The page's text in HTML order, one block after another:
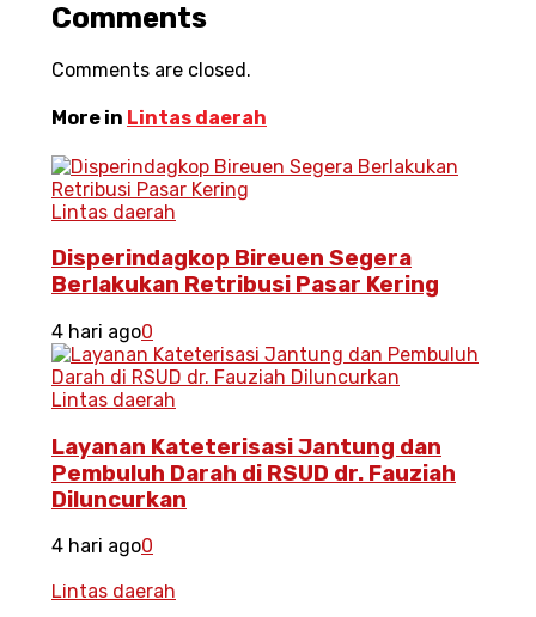
Comments
Comments are closed.
More in Lintas daerah
Lintas daerah
Disperindagkop Bireuen Segera
Berlakukan Retribusi Pasar Kering
4 hari ago0
Lintas daerah
Layanan Kateterisasi Jantung dan
Pembuluh Darah di RSUD dr. Fauziah
Diluncurkan
4 hari ago0
Lintas daerah